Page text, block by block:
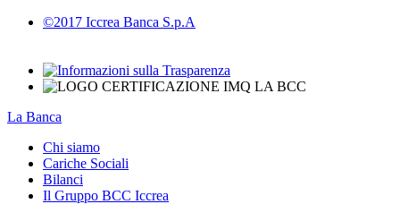
©2017 Iccrea Banca S.p.A
La Banca
Chi siamo
Cariche Sociali
Bilanci
Il Gruppo BCC Iccrea